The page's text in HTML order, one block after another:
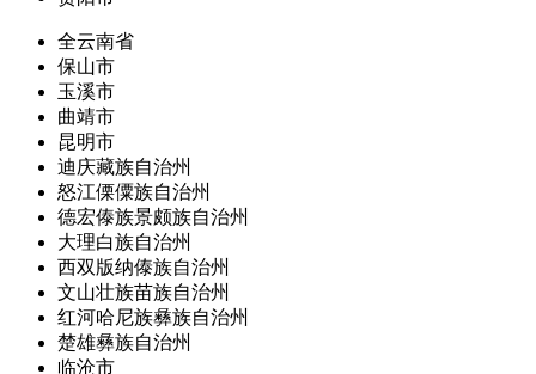
全云南省
保山市
玉溪市
曲靖市
昆明市
迪庆藏族自治州
怒江傈僳族自治州
德宏傣族景颇族自治州
大理白族自治州
西双版纳傣族自治州
文山壮族苗族自治州
红河哈尼族彝族自治州
楚雄彝族自治州
临沧市